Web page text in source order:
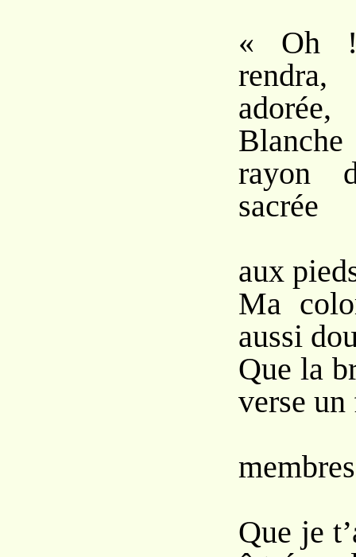
« Oh
rendra,
adorée,
rayon
sacrée
aux
Ma
aussi
Que la
verse
Que je